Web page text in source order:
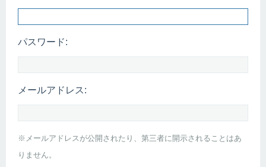
パスワード:
メールアドレス:
※メールアドレスが公開されたり、第三者に開示されることはあ
りません。